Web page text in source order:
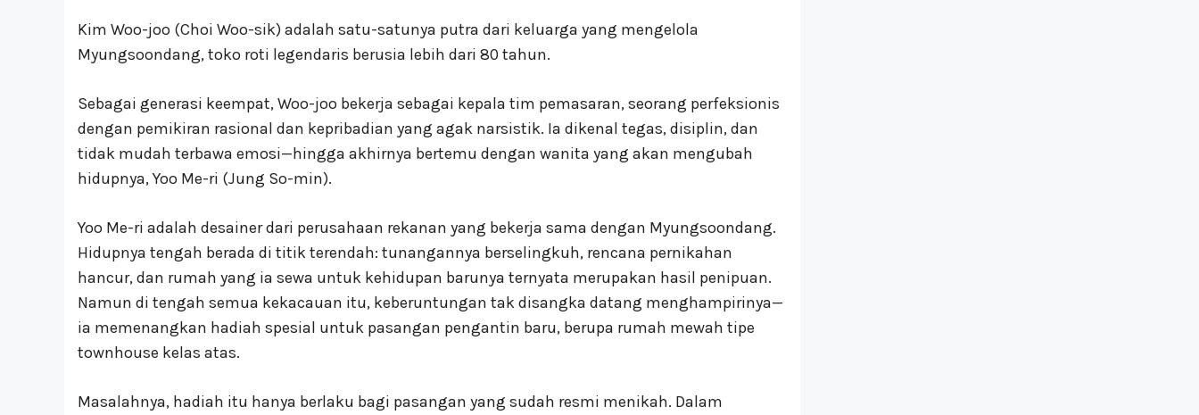
Kim Woo-joo (Choi Woo-sik) adalah satu-satunya putra dari keluarga yang mengelola
Myungsoondang, toko roti legendaris berusia lebih dari 80 tahun.
Sebagai generasi keempat, Woo-joo bekerja sebagai kepala tim pemasaran, seorang perfeksionis
dengan pemikiran rasional dan kepribadian yang agak narsistik. Ia dikenal tegas, disiplin, dan
tidak mudah terbawa emosi—hingga akhirnya bertemu dengan wanita yang akan mengubah
hidupnya, Yoo Me-ri (Jung So-min).
Yoo Me-ri adalah desainer dari perusahaan rekanan yang bekerja sama dengan Myungsoondang.
Hidupnya tengah berada di titik terendah: tunangannya berselingkuh, rencana pernikahan
hancur, dan rumah yang ia sewa untuk kehidupan barunya ternyata merupakan hasil penipuan.
Namun di tengah semua kekacauan itu, keberuntungan tak disangka datang menghampirinya—
ia memenangkan hadiah spesial untuk pasangan pengantin baru, berupa rumah mewah tipe
townhouse kelas atas.
Masalahnya, hadiah itu hanya berlaku bagi pasangan yang sudah resmi menikah. Dalam